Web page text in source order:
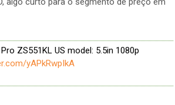
ZS551KL US model: 5.5in 1080p
yAPkRwpIkA